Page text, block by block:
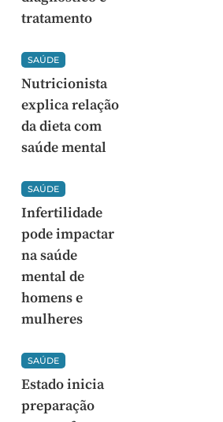
tratamento
SAÚDE
Nutricionista
explica relação
da dieta com
saúde mental
SAÚDE
Infertilidade
pode impactar
na saúde
mental de
homens e
mulheres
SAÚDE
Estado inicia
preparação